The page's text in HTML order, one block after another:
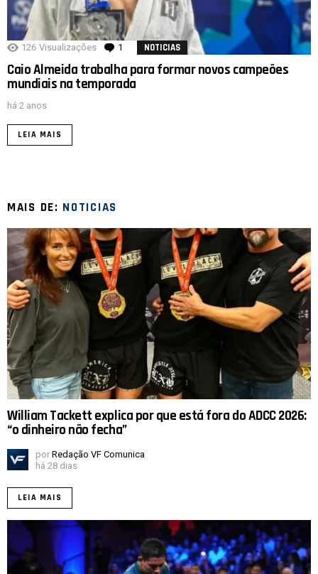
126 Visualizações 1 comentário
NOTICIAS
Caio Almeida trabalha para formar novos campeões
mundiais na temporada
há 2 anos
LEIA MAIS
MAIS DE: NOTICIAS
William Tackett explica por que está fora do ADCC 2026:
“o dinheiro não fecha”
por Redação VF Comunica
há 28 dias
LEIA MAIS